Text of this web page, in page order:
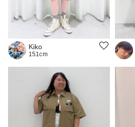
Kiko
151cm